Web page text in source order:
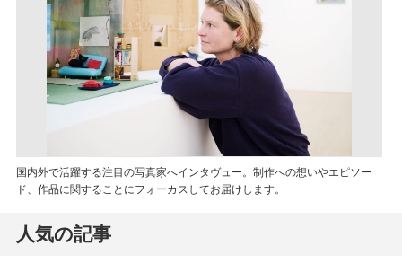
国内外で活躍する注目の写真家へインタヴュー。制作への想いやエピソー
ド、作品に関することにフォーカスしてお届けします。
人気の記事